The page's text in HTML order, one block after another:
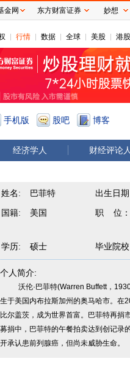
行情 数据 全球 美股 港股
手机版 股吧 博客
经济学人 财经评论
姓名: 巴菲特 出生日
国籍: 美国 职 位：
学历: 硕士 毕业院
个人简介:
沃伦·巴菲特(Warren Buffett，
生于美国内布拉斯加州的奥马哈市。在
比尔盖茨，成为世界首富。巴菲特再捐
募捐中，巴菲特的午餐拍卖达到创记录
开承认患前列腺癌，但尚未威胁生命。
金网 东方财富证券 妙想